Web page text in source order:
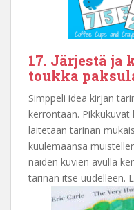
17. Järjestä
toukka
Simppeli idea kirjan
kerrontaan.
laitetaan tarinan
kuulemaansa
näiden kuvien avulla
tarinan itse uudelleen.